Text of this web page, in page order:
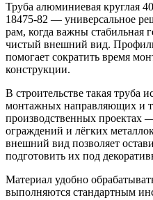
Труба алюминиевая
18475-82 — универсальное
рам, когда важны стабильная
чистый внешний вид.
помогает сократить время
конструкции.
В строительстве такая труба
монтажных направляющих и
производственных проектах
ограждений и лёгких
внешний вид позволяет
подготовить их под
Материал удобно
выполняются стандартным